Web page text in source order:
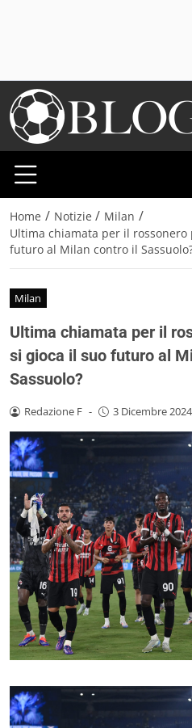
Home / Notizie / Milan /
Ultima chiamata per il
futuro al Milan contro il
Milan
Ultima chiamata per il
si gioca il suo futuro al
Sassuolo?
Redazione F - 3 Dicembre 2024